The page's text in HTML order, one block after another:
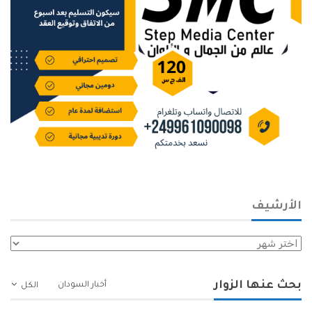
الأرشيف
الأرشيف
الكل بحث عنها الزوار أخبار السودان